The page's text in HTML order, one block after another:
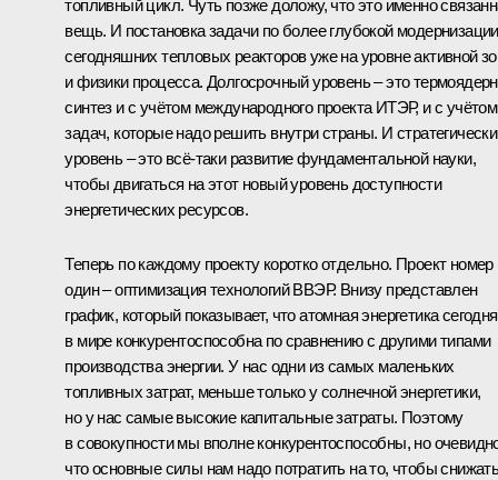
топливный цикл. Чуть позже доложу, что это именно
вещь. И постановка задачи по более глубокой модернизации
сегодняшних тепловых реакторов уже на уровне активной
и физики процесса. Долгосрочный уровень – это
синтез и с учётом международного проекта ИТЭР, и с учётом
задач, которые надо решить внутри страны. И
уровень – это всё‑таки развитие фундаментальной науки,
чтобы двигаться на этот новый уровень доступности
энергетических ресурсов.
Теперь по каждому проекту коротко отдельно. Проект номер
один – оптимизация технологий ВВЭР. Внизу представлен
график, который показывает, что атомная энергетика сегодня
в мире конкурентоспособна по сравнению с другими типами
производства энергии. У нас одни из самых маленьких
топливных затрат, меньше только у солнечной энергетики,
но у нас самые высокие капитальные затраты. Поэтому
в совокупности мы вполне конкурентоспособны, но
что основные силы нам надо потратить на то, чтобы